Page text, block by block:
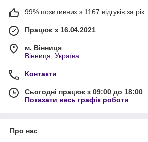
99% позитивних з 1167 відгуків за рік
Працює з 16.04.2021
м. Вінниця
Вінниця, Україна
Контакти
Сьогодні працює з 09:00 до 18:00
Показати весь графік роботи
Про нас